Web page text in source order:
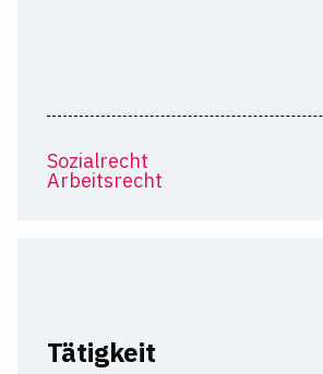
Sozialrecht
Arbeitsrecht
Tätigkeit